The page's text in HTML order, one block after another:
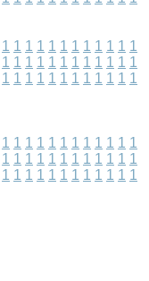
1 1 1 1 1 1 1 1 1 1 1 1
1 1 1 1 1 1 1 1 1 1 1 1
1 1 1 1 1 1 1 1 1 1 1 1
1 1 1 1 1 1 1 1 1 1 1 1
1 1 1 1 1 1 1 1 1 1 1 1
1 1 1 1 1 1 1 1 1 1 1 1